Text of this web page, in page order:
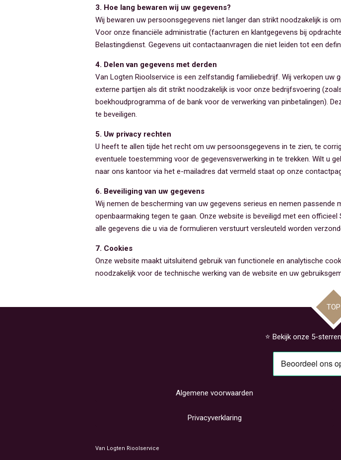
3. Hoe lang bewaren wij uw gegevens?
Wij bewaren uw persoonsgegevens niet langer dan strikt noodzakelijk is
Voor onze financiële administratie (facturen en klantgegevens bij
Belastingdienst. Gegevens uit contactaanvragen die niet leiden tot een
4. Delen van gegevens met derden
Van Logten Rioolservice is een zelfstandig familiebedrijf. Wij verkopen uw
externe partijen als dit strikt noodzakelijk is voor onze bedrijfsvoering
boekhoudprogramma of de bank voor de verwerking van pinbetalingen).
te beveiligen.
5. Uw privacy rechten
U heeft te allen tijde het recht om uw persoonsgegevens in te zien, te
eventuele toestemming voor de gegevensverwerking in te trekken. Wilt u
naar ons kantoor via het e-mailadres dat vermeld staat op onze
6. Beveiliging van uw gegevens
Wij nemen de bescherming van uw gegevens serieus en nemen
openbaarmaking tegen te gaan. Onze website is beveiligd met een
alle gegevens die u via de formulieren verstuurt versleuteld worden
7. Cookies
Onze website maakt uitsluitend gebruik van functionele en analytische
noodzakelijk voor de technische werking van de website en uw
TOP
⭐ Bekijk onze 5-
Algemene voorwaarden
Privacyverklaring
Van Logten Rioolservice